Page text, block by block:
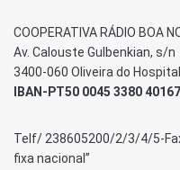
COOPERATIVA RÁDIO BOA
Av. Calouste Gulbenkian, s/n
3400-060 Oliveira do Hospital
IBAN-PT50 0045 3380
Telf/ 238605200/2/3/4/5-
fixa nacional”